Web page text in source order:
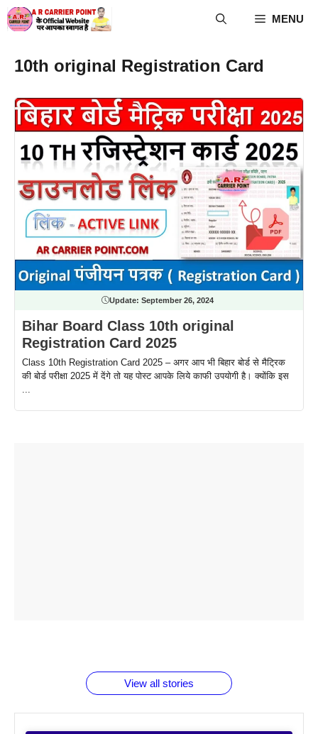
Skip
to
MENU
10th original Registration Card
Update: September 26, 2024
Bihar Board Class 10th original
Registration Card 2025
Class 10th Registration Card 2025 – अगर आप भी बिहार बोर्ड से मैट्रिक
की बोर्ड परीक्षा 2025 में देंगे तो यह पोस्ट आपके लिये काफी उपयोगी है। क्योंकि इस
View all stories